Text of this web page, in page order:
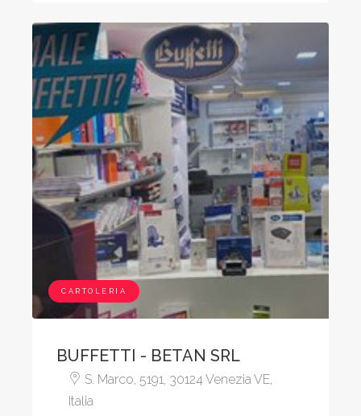
CARTOLERIA
BUFFETTI - BETAN SRL
S. Marco, 5191, 30124 Venezia VE,
Italia